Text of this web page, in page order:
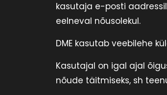
kasutaja e-posti
eelneval nõusolekul.
DME kasutab veebilehe
Kasutajal on igal ajal
nõude täitmiseks, sh